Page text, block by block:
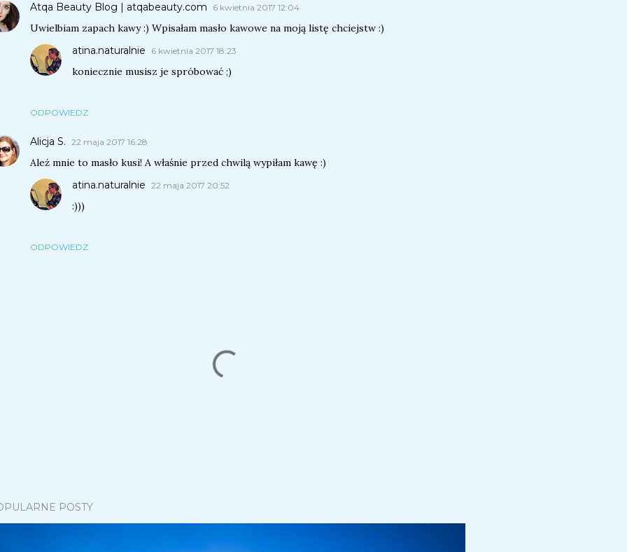
Atqa Beauty Blog | atqabeauty.com
6 kwietnia 2017 12:04
Uwielbiam zapach kawy :) Wpisałam masło kawowe na moją listę chciejstw :)
ODPOWIEDZ
atina.naturalnie 6 kwietnia 2017 18:23
koniecznie musisz je spróbować ;)
Alicja S. 22 maja 2017 16:28
Ależ mnie to masło kusi! A właśnie przed chwilą wypiłam kawę :)
ODPOWIEDZ
atina.naturalnie 22 maja 2017 20:52
:)))
POSTY